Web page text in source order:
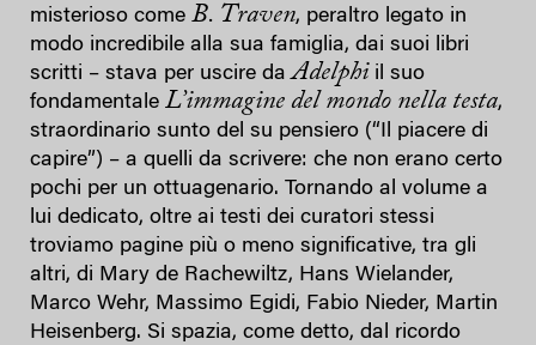
misterioso come B. Traven, peraltro legato in
modo incredibile alla sua famiglia, dai suoi libri
scritti – stava per uscire daAdelphi il suo
fondamentale L’immagine del mondo nella testa,
straordinario sunto del su pensiero (“Il piacere di
capire”) – a quelli da scrivere: che non erano certo
pochi per un ottuagenario. Tornando al volume a
lui dedicato, oltre ai testi dei curatori stessi
troviamo pagine più o meno significative, tra gli
altri, di Mary de Rachewiltz, Hans Wielander,
Marco Wehr, Massimo Egidi, Fabio Nieder, Martin
Heisenberg. Si spazia, come detto, dal ricordo